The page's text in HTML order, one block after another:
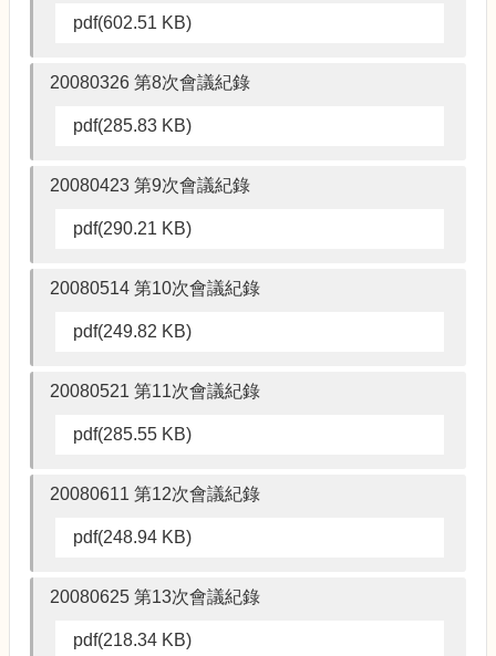
pdf(602.51 KB)
20080326 第8次會議紀錄
pdf(285.83 KB)
20080423 第9次會議紀錄
pdf(290.21 KB)
20080514 第10次會議紀錄
pdf(249.82 KB)
20080521 第11次會議紀錄
pdf(285.55 KB)
20080611 第12次會議紀錄
pdf(248.94 KB)
20080625 第13次會議紀錄
pdf(218.34 KB)